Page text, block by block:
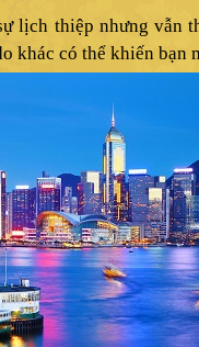
lịch thiệp nhưng vẫn
khác có thể khiến bạn